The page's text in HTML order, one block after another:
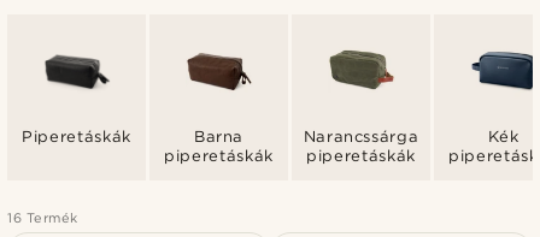
Piperetáskák
Barna
piperetáskák
Narancssárga
piperetáskák
Kék
16 Termék